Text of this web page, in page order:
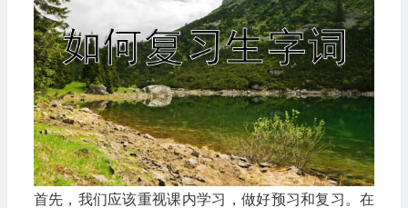
首先，我们应该重视课内学习，做好预习和复习。在